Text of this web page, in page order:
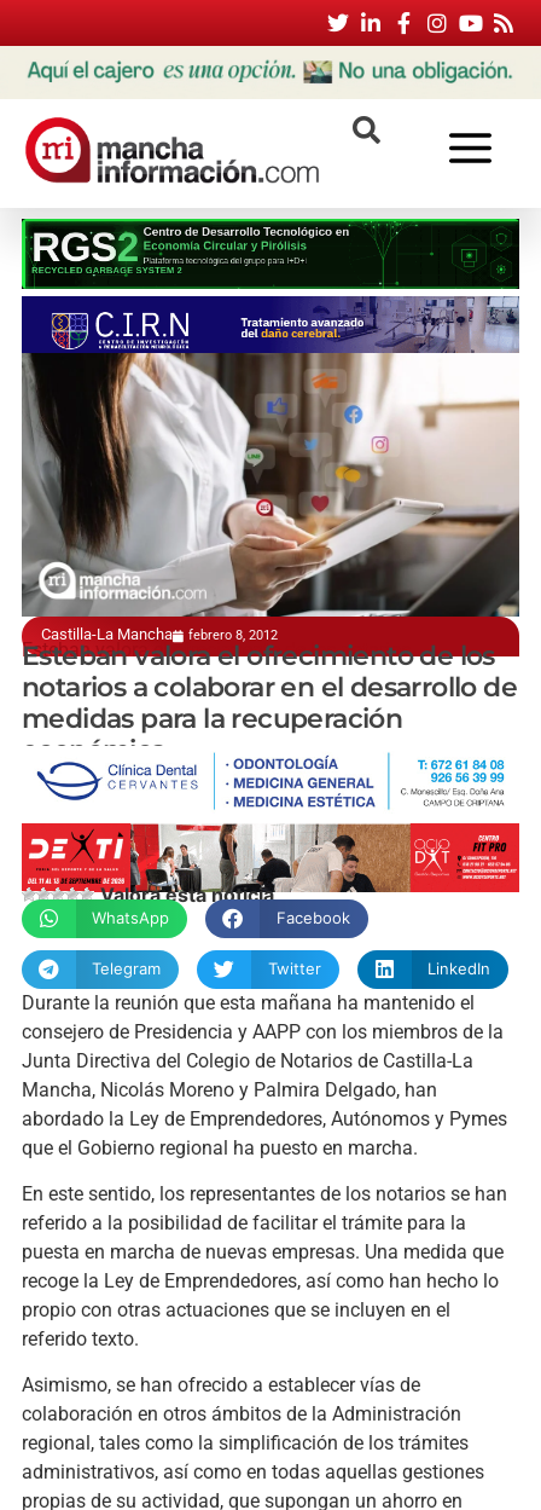
Castilla-La Mancha febrero 8, 2012
Esteban valora el ofrecimiento de los notarios
Esteban valora el ofrecimiento de los
notarios a colaborar en el desarrollo de
medidas para la recuperación
económica
Valora esta noticia
WhatsApp Facebook
Telegram Twitter LinkedIn
Durante la reunión que esta mañana ha mantenido el
consejero de Presidencia y AAPP con los miembros de la
Junta Directiva del Colegio de Notarios de Castilla-La
Mancha, Nicolás Moreno y Palmira Delgado, han
abordado la Ley de Emprendedores, Autónomos y Pymes
que el Gobierno regional ha puesto en marcha.
En este sentido, los representantes de los notarios se han
referido a la posibilidad de facilitar el trámite para la
puesta en marcha de nuevas empresas. Una medida que
recoge la Ley de Emprendedores, así como han hecho lo
propio con otras actuaciones que se incluyen en el
referido texto.
Asimismo, se han ofrecido a establecer vías de
colaboración en otros ámbitos de la Administración
regional, tales como la simplificación de los trámites
administrativos, así como en todas aquellas gestiones
propias de su actividad, que supongan un ahorro en